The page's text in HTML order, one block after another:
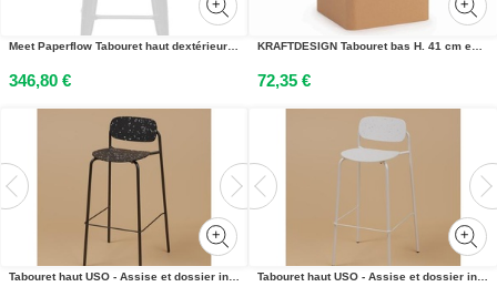
Meet Paperflow Tabouret haut dextérieur Urban en acier - Blanc - Lot de 2
346,80 €
KRAFTDESIGN Tabouret bas H. 41 cm en carton alvéolaire - Kraft naturel
72,35 €
Tabouret haut USO - Assise et dossier incurvés - Pour intérieur et extérieur - Empilable - Noir - Pieds Noir Tabouret haut USO - Assise et dossier incurvés - Pour intérieur et extérieur - Empilable - Blanc - Pieds blanc